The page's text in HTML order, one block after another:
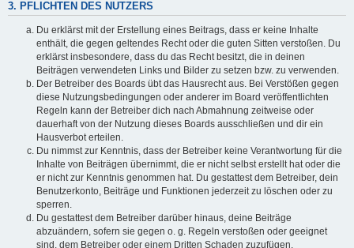
3. PFLICHTEN DES NUTZERS
Du erklärst mit der Erstellung eines Beitrags, dass er keine Inhalte
enthält, die gegen geltendes Recht oder die guten Sitten verstoßen. Du
erklärst insbesondere, dass du das Recht besitzt, die in deinen
Beiträgen verwendeten Links und Bilder zu setzen bzw. zu verwenden.
Der Betreiber des Boards übt das Hausrecht aus. Bei Verstößen gegen
diese Nutzungsbedingungen oder anderer im Board veröffentlichten
Regeln kann der Betreiber dich nach Abmahnung zeitweise oder
dauerhaft von der Nutzung dieses Boards ausschließen und dir ein
Hausverbot erteilen.
Du nimmst zur Kenntnis, dass der Betreiber keine Verantwortung für die
Inhalte von Beiträgen übernimmt, die er nicht selbst erstellt hat oder die
er nicht zur Kenntnis genommen hat. Du gestattest dem Betreiber, dein
Benutzerkonto, Beiträge und Funktionen jederzeit zu löschen oder zu
sperren.
Du gestattest dem Betreiber darüber hinaus, deine Beiträge
abzuändern, sofern sie gegen o. g. Regeln verstoßen oder geeignet
sind, dem Betreiber oder einem Dritten Schaden zuzufügen.